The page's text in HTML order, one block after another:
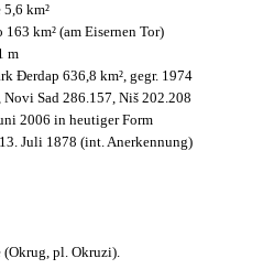
5,6 km²
km² (am Eisernen Tor)
m
Đerdap 636,8 km², gegr. 1974
Sad 286.157, Niš 202.208
2006 in heutiger Form
Juli 1878 (int. Anerkennung)
pl. Okruzi).